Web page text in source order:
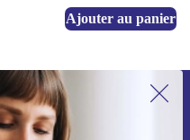
Ajouter au panier
infos de refurbed